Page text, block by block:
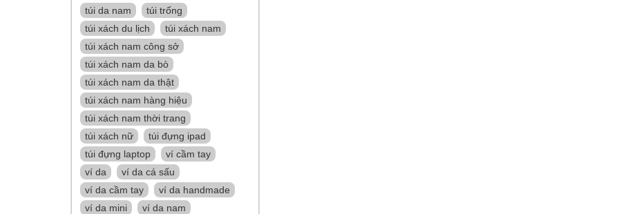
túi da nam
túi trống
túi xách du lịch
túi xách nam
túi xách nam công sở
túi xách nam da bò
túi xách nam da thật
túi xách nam hàng hiệu
túi xách nam thời trang
túi xách nữ
túi đựng ipad
túi đựng laptop
ví cầm tay
ví da
ví da cá sấu
ví da cầm tay
ví da handmade
ví da mini
ví da nam